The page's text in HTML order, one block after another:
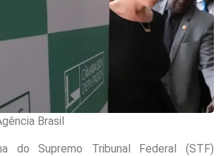
Brasil
do Supremo Tribunal Federal (STF)